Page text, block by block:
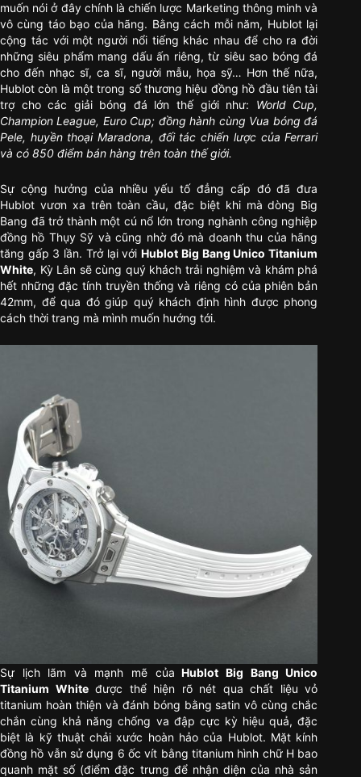
muốn nói ở đây chính là chiến lược Marketing thông minh và
vô cùng táo bạo của hãng. Bằng cách mỗi năm, Hublot lại
cộng tác với một người nổi tiếng khác nhau để cho ra đời
những siêu phẩm mang dấu ấn riêng, từ siêu sao bóng đá
cho đến nhạc sĩ, ca sĩ, người mẫu, họa sỹ… Hơn thế nữa,
Hublot còn là một trong số thương hiệu đồng hồ đầu tiên tài
trợ cho các giải bóng đá lớn thế giới như: World Cup,
Champion League, Euro Cup; đồng hành cùng Vua bóng đá
Pele, huyền thoại Maradona, đối tác chiến lược của Ferrari
và có 850 điểm bán hàng trên toàn thế giới.
Sự cộng hưởng của nhiều yếu tố đẳng cấp đó đã đưa
Hublot vươn xa trên toàn cầu, đặc biệt khi mà dòng Big
Bang đã trở thành một cú nổ lớn trong nghành công nghiệp
đồng hồ Thụy Sỹ và cũng nhờ đó mà doanh thu của hãng
tăng gấp 3 lần. Trở lại vớiHublot Big Bang Unico Titanium
White, Kỳ Lân sẽ cùng quý khách trải nghiệm và khám phá
hết những đặc tính truyền thống và riêng có của phiên bản
42mm, để qua đó giúp quý khách định hình được phong
cách thời trang mà mình muốn hướng tới.
Sự lịch lãm và mạnh mẽ của Hublot Big Bang Unico
Titanium Whiteđược thể hiện rõ nét qua chất liệu vỏ
titanium hoàn thiện và đánh bóng bằng satin vô cùng chắc
chắn cùng khả năng chống va đập cực kỳ hiệu quả, đặc
biệt là kỹ thuật chải xước hoàn hảo của Hublot. Mặt kính
đồng hồ vẫn sử dụng 6 ốc vít bằng titanium hình chữ H bao
quanh mặt số (điểm đặc trưng để nhận diện của nhà sản